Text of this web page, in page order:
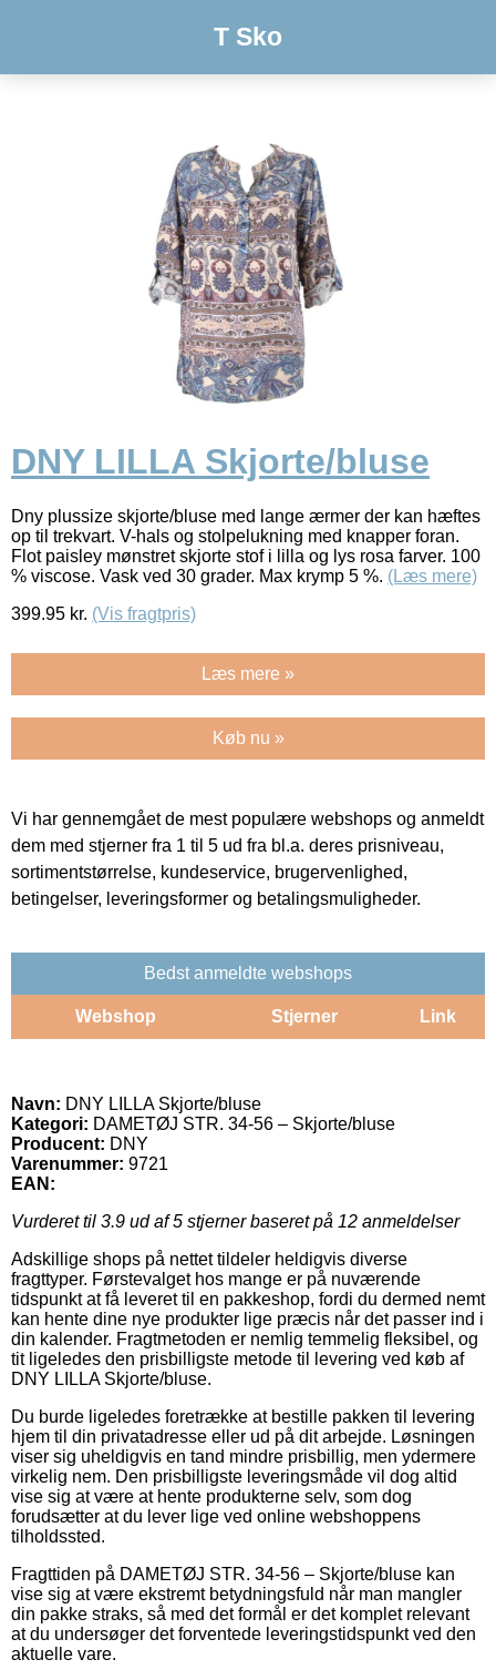
T Sko
DNY LILLA Skjorte/bluse
Dny plussize skjorte/bluse med lange ærmer der kan hæftes
op til trekvart. V-hals og stolpelukning med knapper foran.
Flot paisley mønstret skjorte stof i lilla og lys rosa farver. 100
% viscose. Vask ved 30 grader. Max krymp 5 %. (Læs mere)
399.95 kr. (Vis fragtpris)
Læs mere »
Køb nu »
Vi har gennemgået de mest populære webshops og anmeldt
dem med stjerner fra 1 til 5 ud fra bl.a. deres prisniveau,
sortimentstørrelse, kundeservice, brugervenlighed,
betingelser, leveringsformer og betalingsmuligheder.
Bedst anmeldte webshops
Webshop Stjerner Link
Navn: DNY LILLA Skjorte/bluse
Kategori: DAMETØJ STR. 34-56 – Skjorte/bluse
Producent: DNY
Varenummer: 9721
EAN:
Vurderet til 3.9 ud af 5 stjerner baseret på 12 anmeldelser
Adskillige shops på nettet tildeler heldigvis diverse
fragttyper. Førstevalget hos mange er på nuværende
tidspunkt at få leveret til en pakkeshop, fordi du dermed nemt
kan hente dine nye produkter lige præcis når det passer ind i
din kalender. Fragtmetoden er nemlig temmelig fleksibel, og
tit ligeledes den prisbilligste metode til levering ved køb af
DNY LILLA Skjorte/bluse.
Du burde ligeledes foretrække at bestille pakken til levering
hjem til din privatadresse eller ud på dit arbejde. Løsningen
viser sig uheldigvis en tand mindre prisbillig, men ydermere
virkelig nem. Den prisbilligste leveringsmåde vil dog altid
vise sig at være at hente produkterne selv, som dog
forudsætter at du lever lige ved online webshoppens
tilholdssted.
Fragttiden på DAMETØJ STR. 34-56 – Skjorte/bluse kan
vise sig at være ekstremt betydningsfuld når man mangler
din pakke straks, så med det formål er det komplet relevant
at du undersøger det forventede leveringstidspunkt ved den
aktuelle vare.